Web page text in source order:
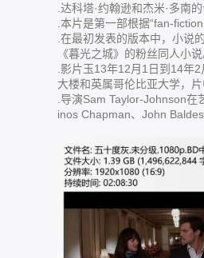
.达科塔·约翰逊和杰米·多南
.本片是第一部根据“fan-
.在最初发表的版本中，小说
《暮光之城》的粉丝同人小说
.影片玉13年12月1日到14年
大楼和英属哥伦比亚大学，
.导演Sam Taylor-Johnson
inos Chapman、John